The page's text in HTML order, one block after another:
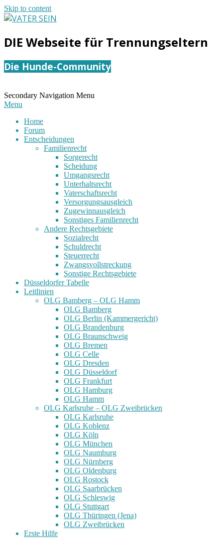
Skip to content
SEIN
DIE Webseite für Trennungseltern
Die Hunde-Community
Secondary Navigation Menu
Menu
Home
Forum
Entscheidungen
Familienrecht
Sorgerecht
Scheidung
Umgangsrecht
Unterhaltsrecht
Vaterschaftsrecht
Versorgungsausgleich
Zugewinnausgleich
Sonstiges Familienrecht
Andere Rechtsgebiete
Sozialrecht
Schuldrecht
Steuerrecht
Zwangsvollstreckung
Sonstige Rechtsgebiete
Düsseldorfer Tabelle
Leitlinien
OLG Bamberg – OLG Hamm
OLG Bamberg
OLG Berlin (Kammergericht)
OLG Brandenburg
OLG Braunschweig
OLG Bremen
OLG Celle
OLG Dresden
OLG Düsseldorf
OLG Frankfurt
OLG Hamburg
OLG Hamm
OLG Karlsruhe – OLG Zweibrücken
OLG Karlsruhe
OLG Koblenz
OLG Köln
OLG München
OLG Naumburg
OLG Nürnberg
OLG Oldenburg
OLG Rostock
OLG Saarbrücken
OLG Schleswig
OLG Stuttgart
OLG Thüringen (Jena)
OLG Zweibrücken
Erste Hilfe